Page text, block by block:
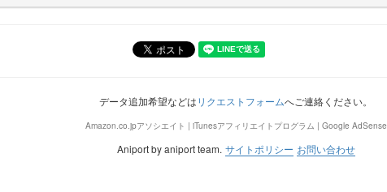
データ追加希望などはリクエストフォームへご連絡ください。
Amazon.co.jpアソシエイト | iTunesアフィリエイトプログラム | Google AdSense
Aniport by aniport team. サイトポリシー お問い合わせ